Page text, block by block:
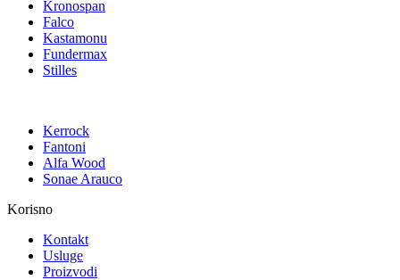
Kronospan
Falco
Kastamonu
Fundermax
Stilles
Kerrock
Fantoni
Alfa Wood
Sonae Arauco
Korisno
Kontakt
Usluge
Proizvodi